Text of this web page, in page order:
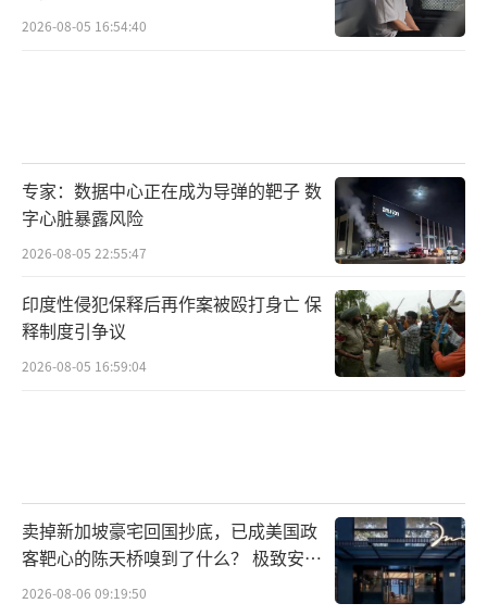
2026-08-05 16:54:40
专家：数据中心正在成为导弹的靶子 数
字心脏暴露风险
2026-08-05 22:55:47
印度性侵犯保释后再作案被殴打身亡 保
释制度引争议
2026-08-05 16:59:04
卖掉新加坡豪宅回国抄底，已成美国政
客靶心的陈天桥嗅到了什么？ 极致安全
的追寻
2026-08-06 09:19:50